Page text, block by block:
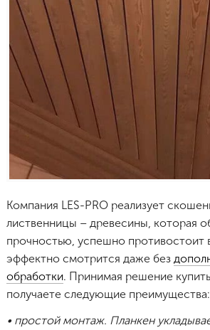
Компания LES-PRO реализует
лиственницы – древесины, которая
прочностью, успешно противостоит
эффектно смотрится даже без
обработки. Принимая решение
получаете следующие преимущества:
• простой монтаж. Планкен